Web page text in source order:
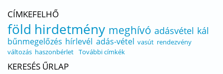
CÍMKEFELHŐ
föld hirdetmény meghívó adásvétel kál
bűnmegelőzés hírlevél adás-vétel vasút rendezvény
változás haszonbérlet További címkék
KERESÉS ŰRLAP